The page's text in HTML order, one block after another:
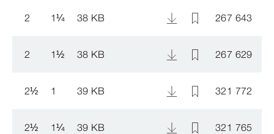
2 1¼ 38 KB 267 643
2 1½ 38 KB 267 629
2½ 1 39 KB 321 772
2½ 1¼ 39 KB 321 765